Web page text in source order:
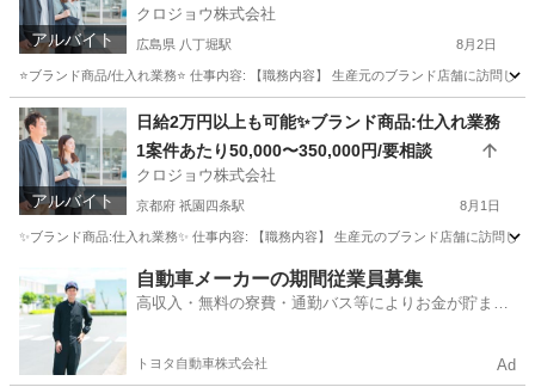
アルバイト
クロジョウ株式会社
広島県 八丁堀駅 8月2日
⭐️ブランド商品/仕入れ業務⭐️ 仕事内容: 【職務内容】 生産元のブランド店舗に訪問
広島 広島市 八丁堀駅 その他 仕入れ
アルバイト
日給2万円以上も可能✨ブランド商品:仕入れ業務
1案件あたり50,000〜350,000円/要相談
クロジョウ株式会社
京都府 祇園四条駅 8月1日
✨ブランド商品:仕入れ業務✨ 仕事内容: 【職務内容】 生産元のブランド店舗に訪問
祇園四条駅 その他 仕入れ
自動車メーカーの期間従業員募集
高収入・無料の寮費・通勤バス等によりお金が貯まり
トヨタ自動車株式会社 Ad